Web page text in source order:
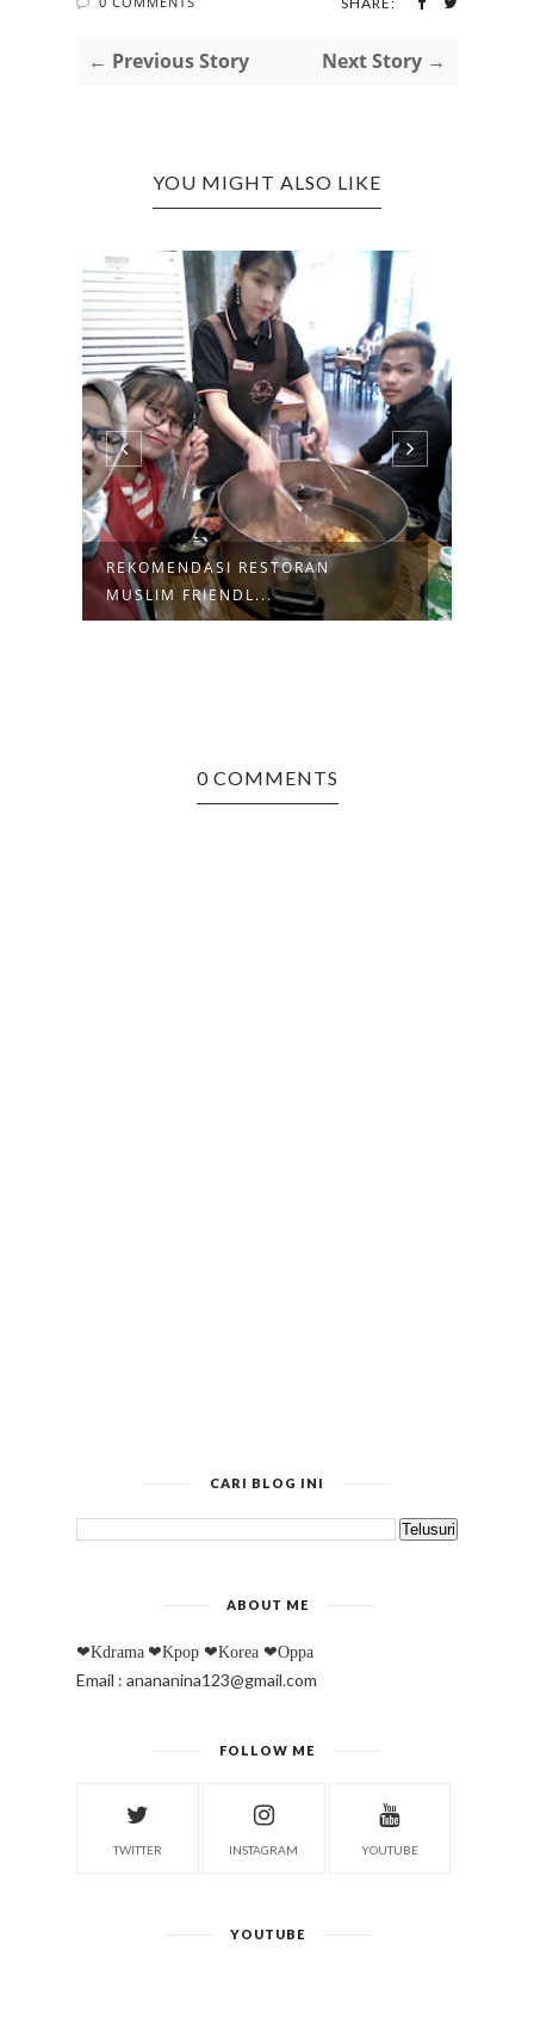
← Previous Story Next Story →
YOU MIGHT ALSO LIKE
REKOMENDASI RESTORAN
MUSLIM FRIENDL...
0 COMMENTS
CARI BLOG INI
ABOUT ME
❤Kdrama ❤Kpop ❤Korea ❤Oppa
Email : anananina123@gmail.com
FOLLOW ME
TWITTER INSTAGRAM YOUTUBE
YOUTUBE